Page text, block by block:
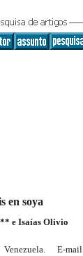
en soya
e Isaías Olivio
E-